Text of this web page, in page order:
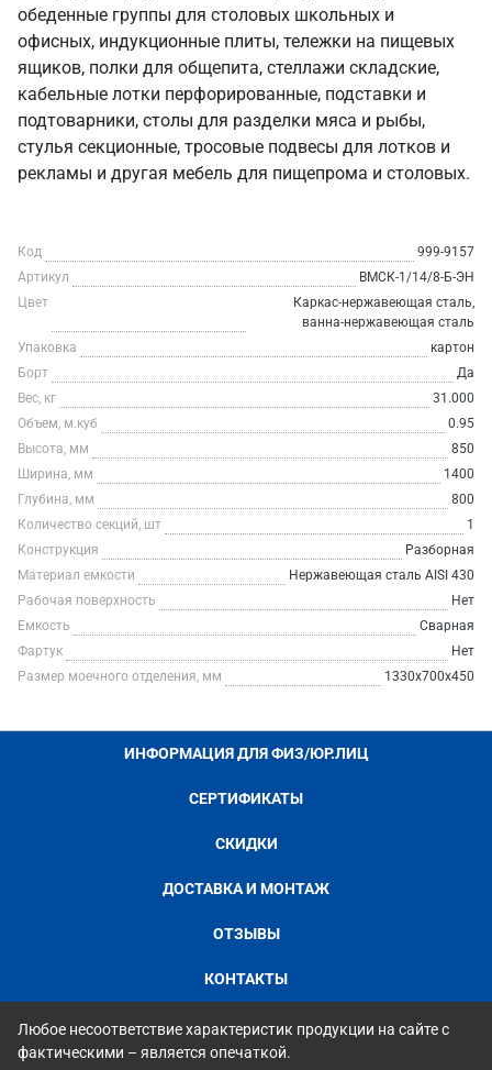
обеденные группы для столовых школьных и
офисных, индукционные плиты, тележки на пищевых
ящиков, полки для общепита, стеллажи складские,
кабельные лотки перфорированные, подставки и
подтоварники, столы для разделки мяса и рыбы,
стулья секционные, тросовые подвесы для лотков и
рекламы и другая мебель для пищепрома и столовых.
Код
999-9157
Артикул
ВМСК-1/14/8-Б-ЭН
Цвет
Каркас-нержавеющая сталь,
ванна-нержавеющая сталь
Упаковка
картон
Борт
Да
Вес, кг
31.000
Объем, м.куб
0.95
Высота, мм
850
Ширина, мм
1400
Глубина, мм
800
Количество секций, шт
1
Конструкция
Разборная
Материал емкости
Нержавеющая сталь AISI 430
Рабочая поверхность
Нет
Емкость
Сварная
Фартук
Нет
Размер моечного отделения, мм
1330х700х450
ИНФОРМАЦИЯ ДЛЯ ФИЗ/ЮР.ЛИЦ
СЕРТИФИКАТЫ
СКИДКИ
ДОСТАВКА И МОНТАЖ
ОТЗЫВЫ
КОНТАКТЫ
Любое несоответствие характеристик продукции на сайте с
фактическими – является опечаткой.